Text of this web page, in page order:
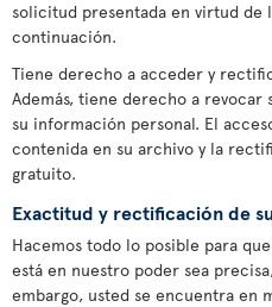
solicitud presentada en virtud de
continuación.
Tiene derecho a acceder y
Además, tiene derecho a
su información personal. El
contenida en su archivo y la
gratuito.
Exactitud y rectificación de
Hacemos todo lo posible para
está en nuestro poder sea
embargo, usted se encuentra en